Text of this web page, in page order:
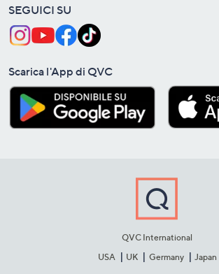
SEGUICI SU
Scarica l'App di QVC
QVC International
USA
UK Germany Japan